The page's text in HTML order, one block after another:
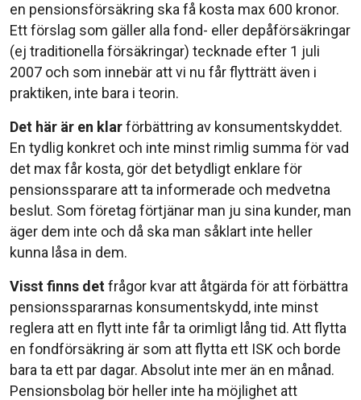
en pensionsförsäkring ska få kosta max 600 kronor.
Ett förslag som gäller alla fond- eller depåförsäkringar
(ej traditionella försäkringar) tecknade efter 1 juli
2007 och som innebär att vi nu får flytträtt även i
praktiken, inte bara i teorin.
Det här är en klarförbättring av konsumentskyddet.
En tydlig konkret och inte minst rimlig summa för vad
det max får kosta, gör det betydligt enklare för
pensionssparare att ta informerade och medvetna
beslut. Som företag förtjänar man ju sina kunder, man
äger dem inte och då ska man såklart inte heller
kunna låsa in dem.
Visst finns detfrågor kvar att åtgärda för att förbättra
pensionsspararnas konsumentskydd, inte minst
reglera att en flytt inte får ta orimligt lång tid. Att flytta
en fondförsäkring är som att flytta ett ISK och borde
bara ta ett par dagar. Absolut inte mer än en månad.
Pensionsbolag bör heller inte ha möjlighet att